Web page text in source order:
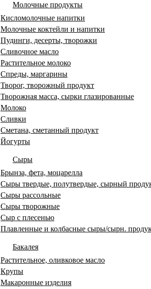
Молочные продукты
Кисломолочные напитки
Молочные коктейли и напитки
Пудинги, десерты, творожки
Сливочное масло
Растительное молоко
Спреды, маргарины
Творог, творожный продукт
Творожная масса, сырки глазированные
Молоко
Сливки
Сметана, сметанный продукт
Йогурты
Сыры
Брынза, фета, моцарелла
Сыры твердые, полутвердые, сырный
Сыры рассольные
Сыры творожные
Сыр с плесенью
Плавленные и колбасные сыры/сырн.
Бакалея
Растительное, оливковое масло
Крупы
Макаронные изделия